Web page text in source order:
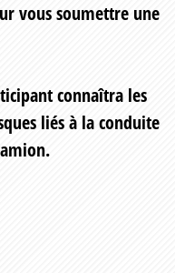
vous soumettre une
connaîtra les
liés à la conduite